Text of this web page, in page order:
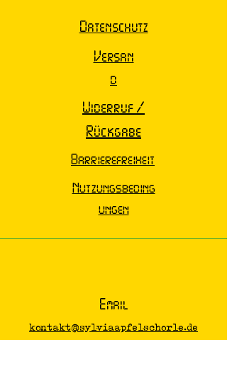
Datenschutz
Versan
d
Widerruf /
Rückgabe
Barrierefreiheit
Nutzungsbeding
ungen
Email
kontakt@sylviaapfelschorle.de